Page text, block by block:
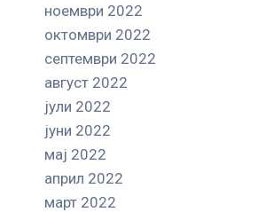
ноември 2022
октомври 2022
септември 2022
август 2022
јули 2022
јуни 2022
мај 2022
април 2022
март 2022